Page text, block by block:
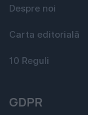
Despre noi
Carta editorială
10 Reguli
GDPR